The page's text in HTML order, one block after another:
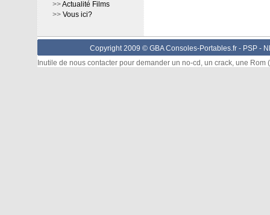
>>Actualité Films
>> Vous ici?
Copyright 2009 © GBA Consoles-Portables.fr - PSP-
Inutile de nous contacter pour demander un no-cd, un crack, une